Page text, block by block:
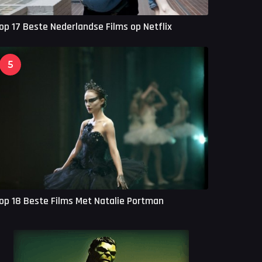
17 Beste Nederlandse Films op Netflix
5
18 Beste Films Met Natalie Portman